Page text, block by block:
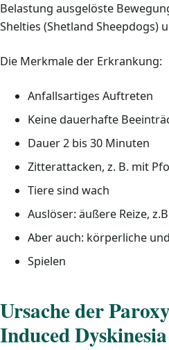
Belastung ausgelöste
Shelties (Shetland Sheepdogs)
Die Merkmale der Erkrankung:
Anfallsartiges Auftreten
Keine dauerhafte
Dauer 2 bis 30 Minuten
Zitterattacken, z. B. mit
Tiere sind wach
Auslöser: äußere Reize,
Aber auch: körperliche
Spielen
Ursache der
Induced Dyskinesia